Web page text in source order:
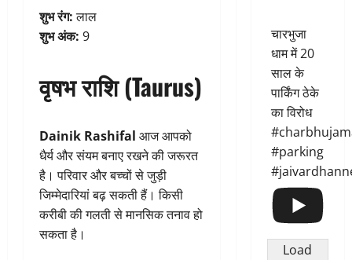
शुभ रंग:लाल
शुभ अंक: 9
वृषभ राशि (Taurus)
Dainik Rashifal आज आपको
धैर्य और संयम बनाए रखने की जरूरत
है। परिवार और बच्चों से जुड़ी
जिम्मेदारियां बढ़ सकती हैं। किसी
करीबी की गलती से मानसिक तनाव हो
सकता है।
चारभुजा
धाम में 20
साल के
पार्किंग ठेके
का विरोध
#parking
Load